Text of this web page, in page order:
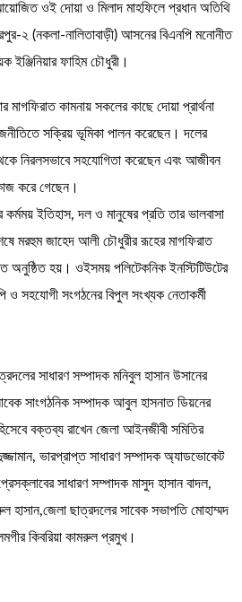
ওই দোয়া ও মিলাদ মাহফিলে প্রধান অতিথি
২ (নকলা-নালিতাবাড়ী) আসনের বিএনপি মনোনীত
ইঞ্জিনিয়ার ফাহিম চৌধুরী।
মাগফিরাত কামনায় সকলের কাছে দোয়া প্রার্থনা
সক্রিয় ভূমিকা পালন করেছেন। দলের
নিরলসভাবে সহযোগিতা করেছেন এবং আজীবন
করে গেছেন।
ইতিহাস, দল ও মানুষের প্রতি তার ভালবাসা
মরহুম জাহেদ আলী চৌধুরীর রূহের মাগফিরাত
অনুষ্ঠিত হয়। ওইসময় পলিটেকনিক ইনস্টিটিউটের
ও সহযোগী সংগঠনের বিপুল সংখ্যক নেতাকর্মী
সাধারণ সম্পাদক মনিবুল হাসান উসানের
সাংগঠনিক সম্পাদক আবুল হাসনাত ডিয়নের
বক্তব্য রাখেন জেলা আইনজীবী সমিতির
ভারপ্রাপ্ত সাধারণ সম্পাদক অ্যাডভোকেট
সাধারণ সম্পাদক মাসুদ হাসান বাদল,
হাসান,জেলা ছাত্রদলের সাবেক সভাপতি মোহাম্মদ
কিবরিয়া কামরুল প্রমুখ।